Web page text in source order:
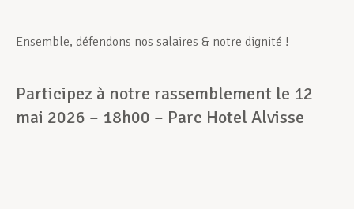
Ensemble, défendons nos salaires & notre dignité !
Participez à notre rassemblement le 12
mai 2026 – 18h00 – Parc Hotel Alvisse
———————————————————————-